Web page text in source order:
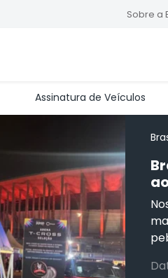
Sobre a
Assinatura de Veículos